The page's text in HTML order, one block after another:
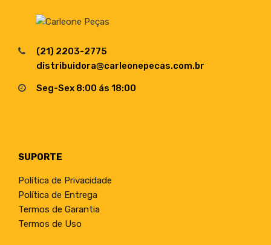
(21) 2203-2775
distribuidora@carleonepecas.com.br
Seg-Sex 8:00 ás 18:00
SUPORTE
Política de Privacidade
Política de Entrega
Termos de Garantia
Termos de Uso